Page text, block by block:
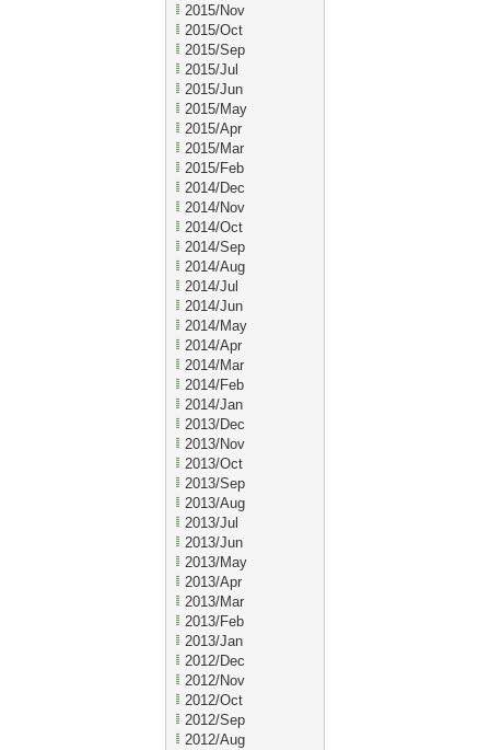
2015/Nov
2015/Oct
2015/Sep
2015/Jul
2015/Jun
2015/May
2015/Apr
2015/Mar
2015/Feb
2014/Dec
2014/Nov
2014/Oct
2014/Sep
2014/Aug
2014/Jul
2014/Jun
2014/May
2014/Apr
2014/Mar
2014/Feb
2014/Jan
2013/Dec
2013/Nov
2013/Oct
2013/Sep
2013/Aug
2013/Jul
2013/Jun
2013/May
2013/Apr
2013/Mar
2013/Feb
2013/Jan
2012/Dec
2012/Nov
2012/Oct
2012/Sep
2012/Aug